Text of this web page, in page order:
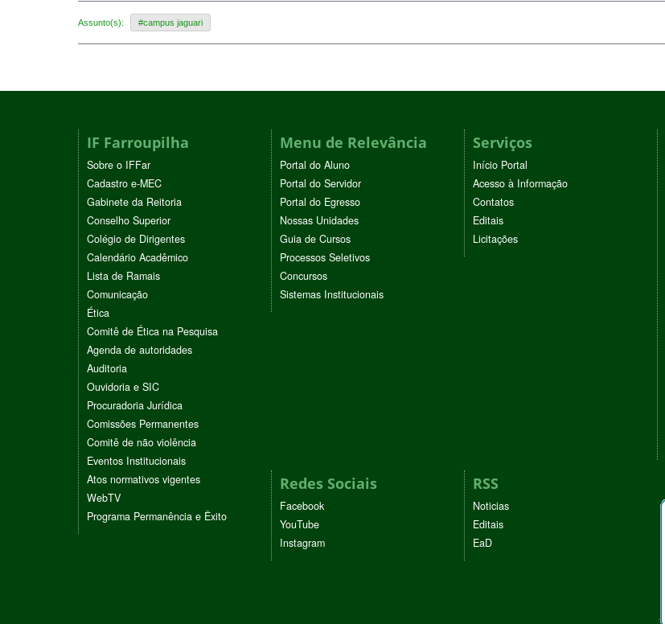
Assunto(s): #campus jaguari
IF Farroupilha
Sobre o IFFar
Cadastro e-MEC
Gabinete da Reitoria
Conselho Superior
Colégio de Dirigentes
Calendário Acadêmico
Lista de Ramais
Comunicação
Ética
Comitê de Ética na Pesquisa
Agenda de autoridades
Auditoria
Ouvidoria e SIC
Procuradoria Jurídica
Comissões Permanentes
Comitê de não violência
Eventos Institucionais
Atos normativos vigentes
WebTV
Programa Permanência e Êxito
Menu de Relevância
Portal do Aluno
Portal do Servidor
Portal do Egresso
Nossas Unidades
Guia de Cursos
Processos Seletivos
Concursos
Sistemas Institucionais
Serviços
Início Portal
Acesso à Informação
Contatos
Editais
Licitações
Redes Sociais
Facebook
YouTube
Instagram
RSS
Noticias
Editais
EaD